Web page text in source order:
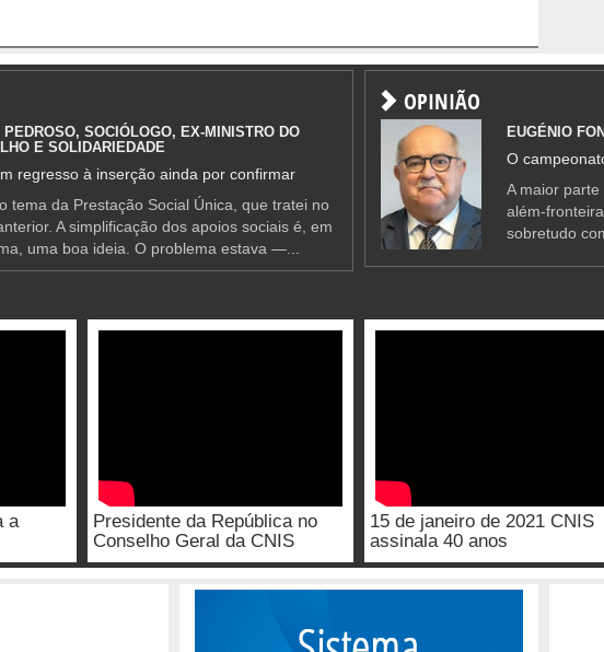
PEDROSO, SOCIÓLOGO, EX-MINISTRO DO
E SOLIDARIEDADE
regresso à inserção ainda por confirmar
tema da Prestação Social Única, que tratei no
A simplificação dos apoios sociais é, em
uma boa ideia. O problema estava —...
OPINIÃO
EUGÉNIO
O
A maior
além-
sobretudo
a
Presidente da República no
Conselho Geral da CNIS
15 de janeiro de 2021 CNIS
assinala 40 anos